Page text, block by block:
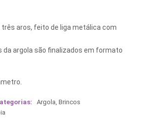
três aros, feito de liga metálica com
da argola são finalizados em formato
Argola, Brincos